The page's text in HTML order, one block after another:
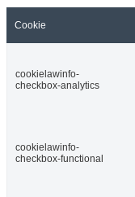
Cookie
cookielawinfo-
checkbox-analytics
cookielawinfo-
checkbox-functional